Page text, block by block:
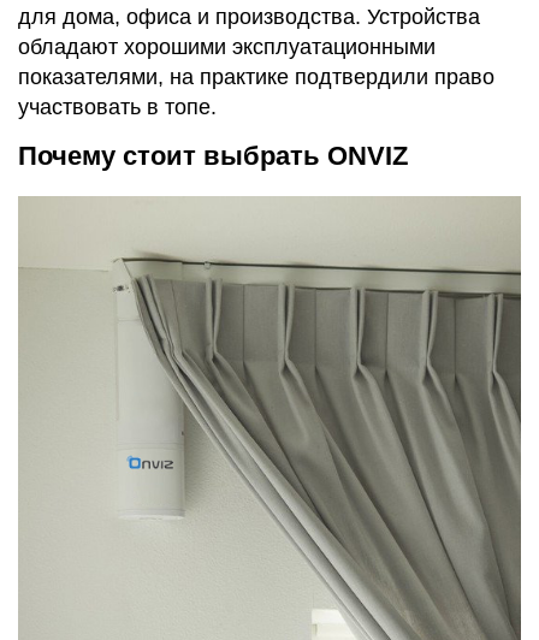
для дома, офиса и производства. Устройства
обладают хорошими эксплуатационными
показателями, на практике подтвердили право
участвовать в топе.
Почему стоит выбрать ONVIZ